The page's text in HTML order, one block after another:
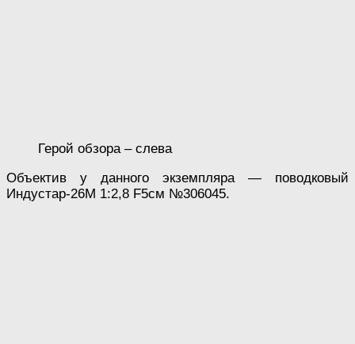
Герой обзора – слева
Объектив у данного экземпляра — поводковый
Индустар-26М 1:2,8 F5см №306045.